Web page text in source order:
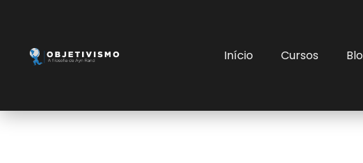
Início Cursos